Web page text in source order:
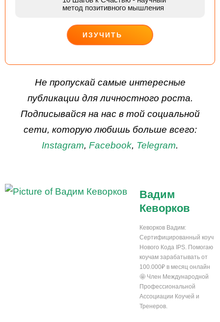
метод позитивного мышления
ИЗУЧИТЬ
Не пропускай самые интересные
публикации для личностного роста.
Подписывайся на нас в той социальной
сети, которую любишь больше всего:
Instagram, Facebook, Telegram.
Вадим
Кеворков
Кеворков Вадим:
Сертифицированный коуч
Нового Кода IPS. Помогаю
коучам зарабатывать от
100.000₽ в месяц онлайн
🤩 Член Международной
Профессиональной
Ассоциации Коучей и
Тренеров.